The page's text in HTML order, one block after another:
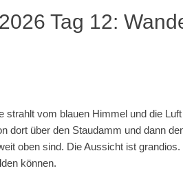
Tag 12:
strahlt vom blauen Himmel und die
dort über den Staudamm und dann
oben sind. Die Aussicht ist
können.